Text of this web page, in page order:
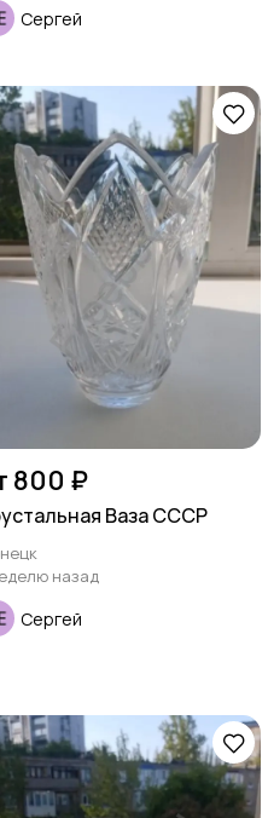
Сергей
800 ₽
Ваза СССР
назад
Сергей